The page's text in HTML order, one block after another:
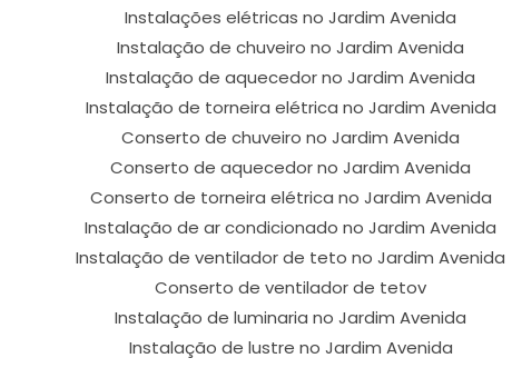
Instalações elétricas no Jardim Avenida
Instalação de chuveiro no Jardim Avenida
Instalação de aquecedor no Jardim Avenida
Instalação de torneira elétrica no Jardim Avenida
Conserto de chuveiro no Jardim Avenida
Conserto de aquecedor no Jardim Avenida
Conserto de torneira elétrica no Jardim Avenida
Instalação de ar condicionado no Jardim Avenida
Instalação de ventilador de teto no Jardim Avenida
Conserto de ventilador de tetov
Instalação de luminaria no Jardim Avenida
Instalação de lustre no Jardim Avenida